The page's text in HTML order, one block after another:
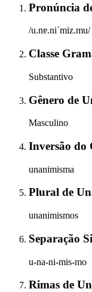
Pronúncia
/u.nɐ.niˈmiz.mu/
Classe
Substantivo
Gênero de
Masculino
Inversão do
unanimisma
Plural de
unanimismos
Separação
u-na-ni-mis-mo
Rimas de